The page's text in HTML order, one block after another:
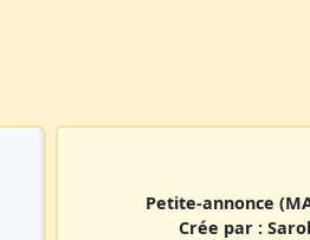
Petite-annonce
Crée par :